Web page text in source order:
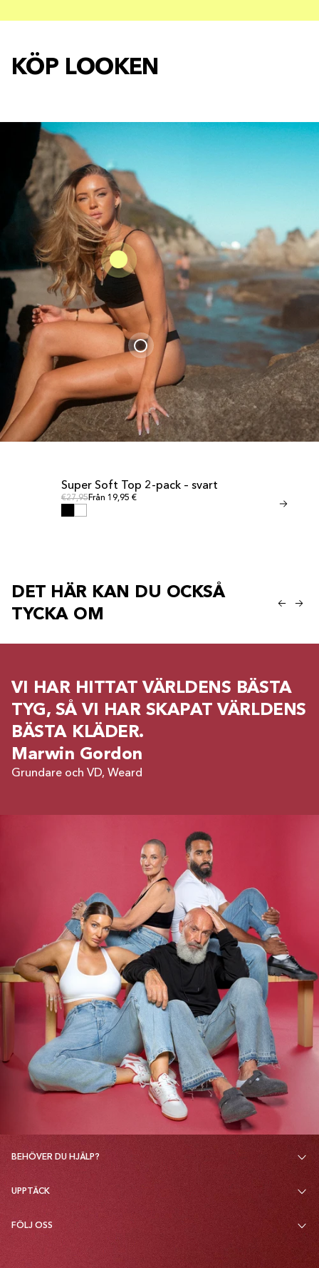
KÖP LOOKEN
UTFÖRSÄLJNING
Super Soft Top 2-pack – svart
Ordinarie pris
€27,95Ordinarie pris
Från 19,95 €
zwart</tc>
DET HÄR KAN DU OCKSÅ
TYCKA OM
VI HAR HITTAT VÄRLDENS BÄSTA
TYG, SÅ VI HAR SKAPAT VÄRLDENS
BÄSTA KLÄDER.
Marwin Gordon
Grundare och VD, Weard
BEHÖVER DU HJÄLP?
UPPTÄCK
FÖLJ OSS